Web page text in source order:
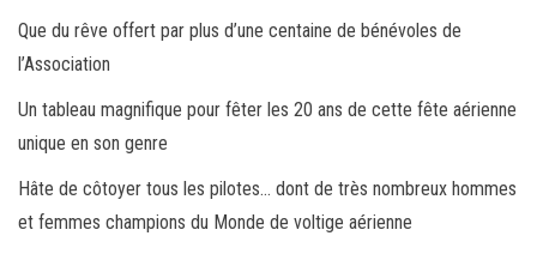
Que du rêve offert par plus d’une centaine de bénévoles de
l’Association
Un tableau magnifique pour fêter les 20 ans de cette fête aérienne
unique en son genre
Hâte de côtoyer tous les pilotes… dont de très nombreux hommes
et femmes champions du Monde de voltige aérienne